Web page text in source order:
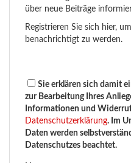
über neue Beiträge
Registrieren Sie sich hier, um
benachrichtigt zu werden.
Sie erklären sich damit
zur Bearbeitung Ihres
Informationen und
Datenschutzerklärung. Im
Daten werden
Datenschutzes beachtet.